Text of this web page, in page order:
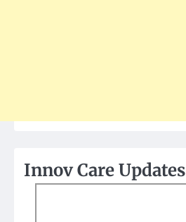
Innov Care Updates